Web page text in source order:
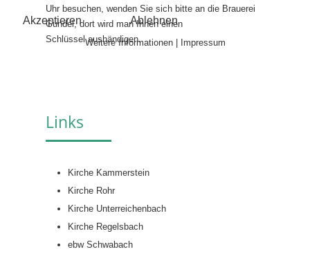
Uhr besuchen, wenden Sie sich bitte an die Brauerei
Gundel, dort wird man Ihnen einen
Schlüssel aushändigen.
Links
Kirche Kammerstein
Kirche Rohr
Kirche Unterreichenbach
Kirche Regelsbach
ebw Schwabach
Akzeptieren Ablehnen
Weitere Informationen| Impressum